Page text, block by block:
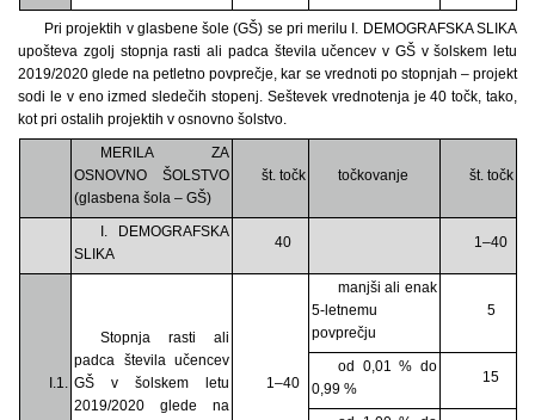
Pri projektih v glasbene šole (GŠ) se pri merilu I. DEMOGRAFSKA SLIKA
upošteva zgolj stopnja rasti ali padca števila učencev v GŠ v šolskem letu
2019/2020 glede na petletno povprečje, kar se vrednoti po stopnjah – projekt
sodi le v eno izmed sledečih stopenj. Seštevek vrednotenja je 40 točk, tako,
kot pri ostalih projektih v osnovno šolstvo.
MERILA ZA
OSNOVNO ŠOLSTVO
(glasbena šola – GŠ)
št. točk točkovanje št. točk
I. DEMOGRAFSKA
SLIKA
40 1–40
I.1.
Stopnja rasti ali
padca števila učencev
GŠ v šolskem letu
2019/2020 glede na
1–40
manjši ali enak
5-letnemu
povprečju
5
od 0,01 % do
0,99 %
15